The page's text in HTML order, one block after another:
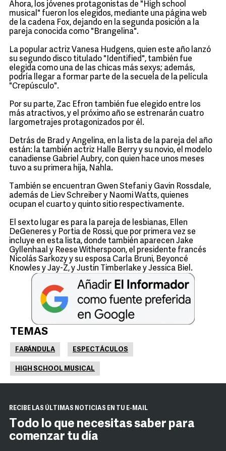
Ahora, los jóvenes protagonistas de "High school
musical" fueron los elegidos, mediante una página web
de la cadena Fox, dejando en la segunda posición a la
pareja conocida como "Brangelina".
La popular actriz Vanesa Hudgens, quien este año lanzó
su segundo disco titulado "Identified", también fue
elegida como una de las chicas más sexys; además,
podría llegar a formar parte de la secuela de la película
"Crepúsculo".
Por su parte, Zac Efron también fue elegido entre los
más atractivos, y el próximo año se estrenarán cuatro
largometrajes protagonizados por él.
Detrás de Brad y Angelina, en la lista de la pareja del año
están: la también actriz Halle Berry y su novio, el modelo
canadiense Gabriel Aubry, con quien hace unos meses
tuvo a su primera hija, Nahla.
También se encuentran Gwen Stefani y Gavin Rossdale,
además de Liev Schreiber y Naomi Watts, quienes
ocupan el cuarto y quinto sitio respectivamente.
El sexto lugar es para la pareja de lesbianas, Ellen
DeGeneres y Portia de Rossi, que por primera vez se
incluye en esta lista, donde también aparecen Jake
Gyllenhaal y Reese Witherspoon, el presidente francés
Nicolás Sarkozy y su esposa Carla Bruni, Beyoncé
Knowles y Jay-Z, y Justin Timberlake y Jessica Biel.
TEMAS
FARÁNDULA ESPECTÁCULOS
HIGH SCHOOL MUSICAL
RECIBE LAS ÚLTIMAS NOTICIAS EN TU E-MAIL
Todo lo que necesitas saber para
comenzar tu día